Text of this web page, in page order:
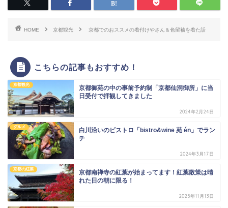
HOME 京都観光 京都でのおススメの着付けやさん＆色留袖を着た話
こちらの記事もおすすめ！
京都観光
京都御苑の中の事前予約制「京都仙洞御所」に当
日受付で拝観してきました
2024年2月24日
グルメ
白川沿いのビストロ「bistro&wine 苑 én」でラン
チ
2024年3月17日
京都の紅葉
京都南禅寺の紅葉が始まってます！紅葉散策は晴
れた日の朝に限る！
2025年11月13日